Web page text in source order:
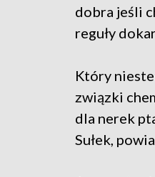
dobra jeśli
reguły
Który
związki
dla nerek
Sułek,